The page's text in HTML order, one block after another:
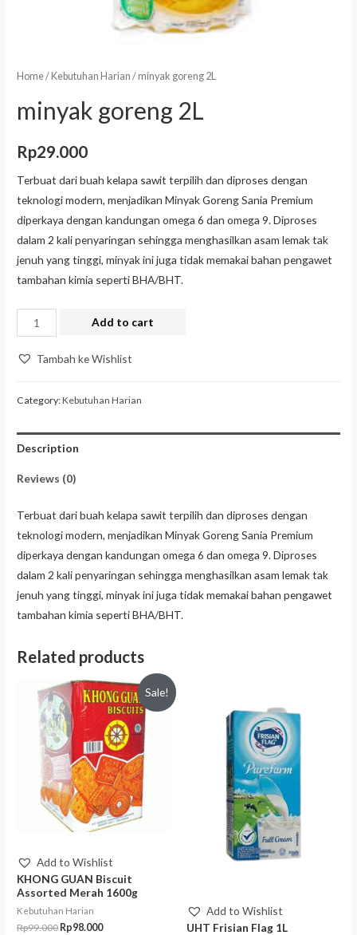
Home/ Kebutuhan Harian / minyak goreng 2L
minyak goreng 2L
Rp29.000
Terbuat dari buah kelapa sawit terpilih dan diproses dengan
teknologi modern, menjadikan Minyak Goreng Sania Premium
diperkaya dengan kandungan omega 6 dan omega 9. Diproses
dalam 2 kali penyaringan sehingga menghasilkan asam lemak tak
jenuh yang tinggi, minyak ini juga tidak memakai bahan pengawet
tambahan kimia seperti BHA/BHT.
Add to cart
Tambah ke Wishlist
Category:Kebutuhan Harian
Description
Reviews (0)
Terbuat dari buah kelapa sawit terpilih dan diproses dengan
teknologi modern, menjadikan Minyak Goreng Sania Premium
diperkaya dengan kandungan omega 6 dan omega 9. Diproses
dalam 2 kali penyaringan sehingga menghasilkan asam lemak tak
jenuh yang tinggi, minyak ini juga tidak memakai bahan pengawet
tambahan kimia seperti BHA/BHT.
Related products
Sale!
Add to Wishlist
KHONG GUAN Biscuit
Assorted Merah 1600g
Kebutuhan Harian
Rp99.000 Rp98.000
Add to Wishlist
UHT Frisian Flag 1L